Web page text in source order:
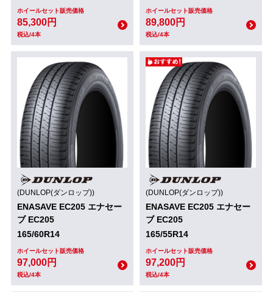
ホイールセット販売価格
85,300円
税込/4本
ホイールセット販売価格
89,800円
税込/4本
(DUNLOP(ダンロップ))
ENASAVE EC205 エナセー
ブ EC205
165/60R14
ホイールセット販売価格
97,000円
税込/4本
(DUNLOP(ダンロップ))
ENASAVE EC205 エナセー
ブ EC205
165/55R14
ホイールセット販売価格
97,200円
税込/4本